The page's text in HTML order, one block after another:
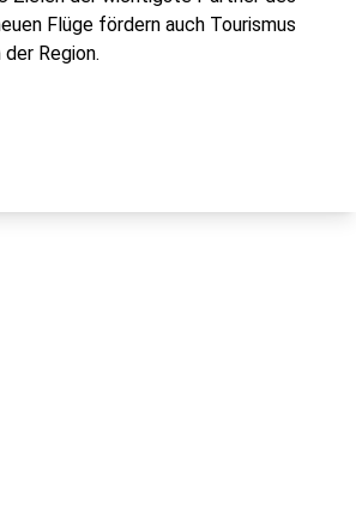
Flüge fördern auch Tourismus
Region.